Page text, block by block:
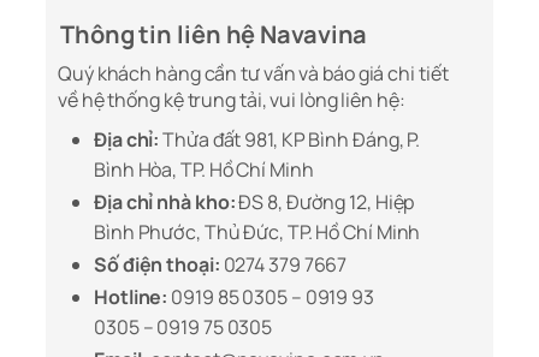
Thông tin liên hệ Navavina
Quý khách hàng cần tư vấn và báo giá chi tiết
về hệ thống kệ trung tải, vui lòng liên hệ:
Địa chỉ:Thửa đất 981, KP Bình Đáng, P.
Bình Hòa, TP. Hồ Chí Minh
Địa chỉ nhà kho:ĐS 8, Đường 12, Hiệp
Bình Phước, Thủ Đức, TP. Hồ Chí Minh
Số điện thoại: 0274 379 7667
Hotline: 0919 85 0305 – 0919 93
0305 – 0919 75 0305